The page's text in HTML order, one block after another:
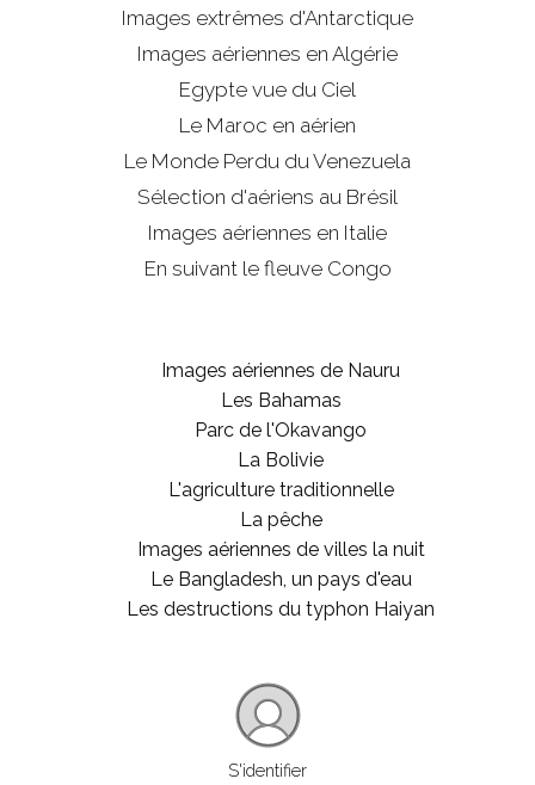
Images extrêmes d'Antarctique
Images aériennes en Algérie
Egypte vue du Ciel
Le Maroc en aérien
Le Monde Perdu du Venezuela
Sélection d'aériens au Brésil
Images aériennes en Italie
En suivant le fleuve Congo
Images aériennes de Nauru
Les Bahamas
Parc de l'Okavango
La Bolivie
L'agriculture traditionnelle
La pêche
Images aériennes de villes la nuit
Le Bangladesh, un pays d'eau
Les destructions du typhon Haiyan
S'identifier